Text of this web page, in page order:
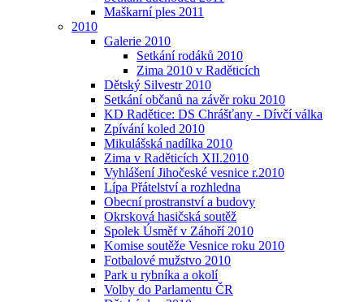
Maškarní ples 2011
2010
Galerie 2010
Setkání rodáků 2010
Zima 2010 v Raděticích
Dětský Silvestr 2010
Setkání občanů na závěr roku 2010
KD Radětice: DS Chrášťany - Dívčí válka
Zpívání koled 2010
Mikulášská nadílka 2010
Zima v Raděticích XII.2010
Vyhlášení Jihočeské vesnice r.2010
Lípa Přátelství a rozhledna
Obecní prostranství a budovy
Okrsková hasičská soutěž
Spolek Úsměf v Záhoří 2010
Komise soutěže Vesnice roku 2010
Fotbalové mužstvo 2010
Park u rybníka a okolí
Volby do Parlamentu ČR